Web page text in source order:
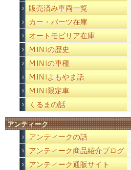
販売済み車両一覧
カー・パーツ在庫
オートモビリア在庫
MINIの歴史
MINIの車種
MINIよもやま話
MINI限定車
くるまの話
アンティーク
アンティークの話
アンティーク商品紹介ブログ
アンティーク通販サイト